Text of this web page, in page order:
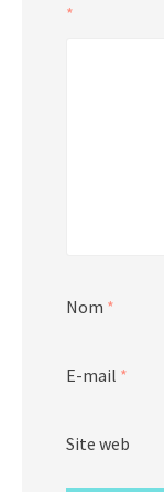
*
Nom *
E-mail *
Site web